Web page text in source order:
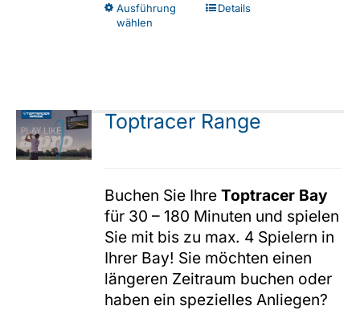
Ausführung
wählen
Dieses
auf.
Die
auf
der
Produktseite
gewählt
werden
Details
Toptracer Range
Buchen Sie IhreToptracer Bay
für 30 – 180 Minuten und spielen
Sie mit bis zu max. 4 Spielern in
Ihrer Bay! Sie möchten einen
längeren Zeitraum buchen oder
haben ein spezielles Anliegen?